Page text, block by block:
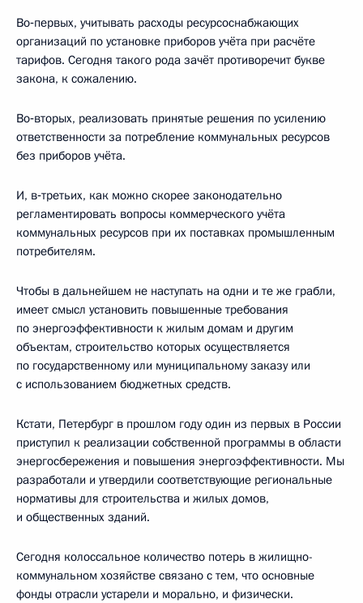
Во‑первых, учитывать расходы ресурсоснабжающих
организаций по установке приборов учёта при расчёте
тарифов. Сегодня такого рода зачёт противоречит букве
закона, к сожалению.
Во‑вторых, реализовать принятые решения по усилению
ответственности за потребление коммунальных ресурсов
без приборов учёта.
И, в‑третьих, как можно скорее законодательно
регламентировать вопросы коммерческого учёта
коммунальных ресурсов при их поставках промышленным
потребителям.
Чтобы в дальнейшем не наступать на одни и те же грабли,
имеет смысл установить повышенные требования
по энергоэффективности к жилым домам и другим
объектам, строительство которых осуществляется
по государственному или муниципальному заказу или
с использованием бюджетных средств.
Кстати, Петербург в прошлом году один из первых в России
приступил к реализации собственной программы в области
энергосбережения и повышения энергоэффективности. Мы
разработали и утвердили соответствующие региональные
нормативы для строительства и жилых домов,
и общественных зданий.
Сегодня колоссальное количество потерь в жилищно-
коммунальном хозяйстве связано с тем, что основные
фонды отрасли устарели и морально, и физически.